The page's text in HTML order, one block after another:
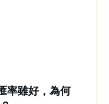
率雖好，為何